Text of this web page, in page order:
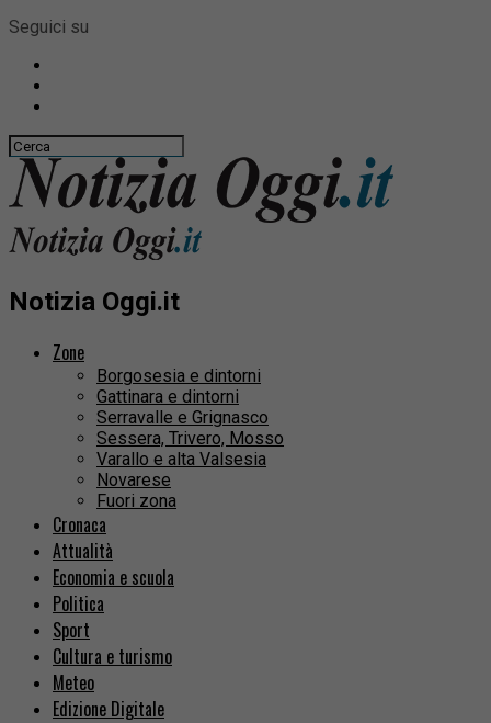
Seguici su
Notizia Oggi.it
Zone
Borgosesia e dintorni
Gattinara e dintorni
Serravalle e Grignasco
Sessera, Trivero, Mosso
Varallo e alta Valsesia
Novarese
Fuori zona
Cronaca
Attualità
Economia e scuola
Politica
Sport
Cultura e turismo
Meteo
Edizione Digitale